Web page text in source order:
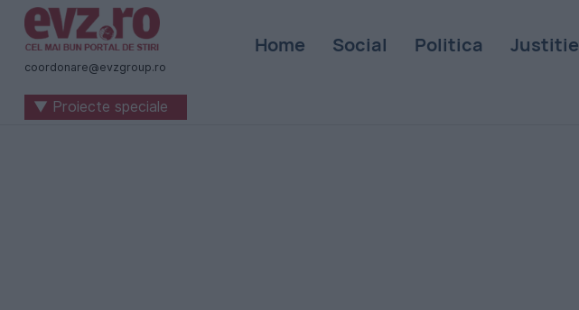
Știri
naționale
internaționale
coordonare@evzgroup.ro
Home Social Politica Justitie
▼ Proiecte speciale